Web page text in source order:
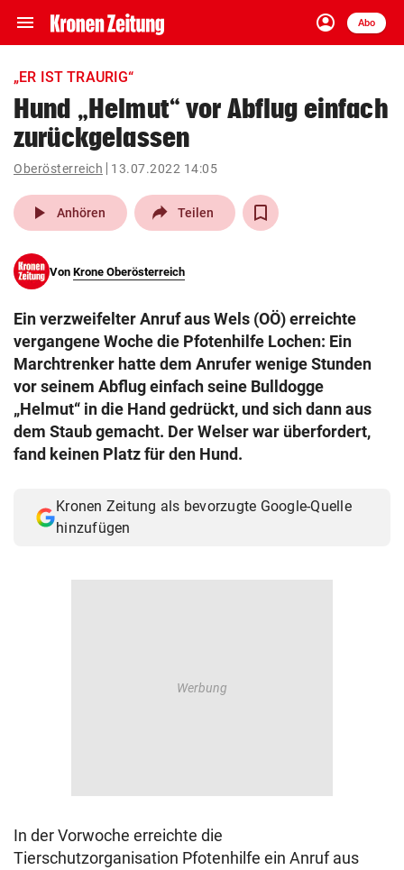
menu Navigation
ein-/ausklappen
account_circle
Anmelden
Abo
close Schließen
account_circle Anmelden
pin_drop
Wien arrow_right
search
eingeben
© Krone Multimedia GmbH & Co KG 2026
Muthgasse 2, 1190 Wien
„ER IST TRAURIG“
Hund „Helmut“ vor Abflug einfach
zurückgelassen
Oberösterreich 13.07.2022 14:05
play_arrow Anhören Teilen
Von Krone Oberösterreich
Ein verzweifelter Anruf aus Wels (OÖ) erreichte
vergangene Woche die Pfotenhilfe Lochen: Ein
Marchtrenker hatte dem Anrufer wenige Stunden
vor seinem Abflug einfach seine Bulldogge
„Helmut“ in die Hand gedrückt, und sich dann aus
dem Staub gemacht. Der Welser war überfordert,
fand keinen Platz für den Hund.
Kronen Zeitung als bevorzugte Google-Quelle
hinzufügen
In der Vorwoche erreichte die
Tierschutzorganisation Pfotenhilfe ein Anruf aus